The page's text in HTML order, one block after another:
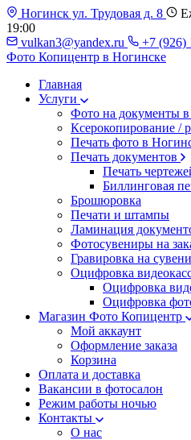
Ногинск ул. Трудовая д. 8
19:00
vulkan3@yandex.ru
+7 (926)
Фото Копицентр в Ногинске
Главная
Услуги
Фото на документы
Ксерокопирование /
Печать фото в
Печать документов
Печать
Биллинговая
Брошюровка
Печати и штампы
Ламинация
Фотосувениры на
Гравировка на
Оцифровка
Оцифровка
Оцифровка
Магазин Фото Копицентр
Мой аккаунт
Оформление заказа
Корзина
Оплата и доставка
Вакансии в фотосалон
Режим работы ночью
Контакты
О нас